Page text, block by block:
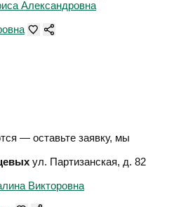
— оставьте заявку, мы
ул. Партизанская, д. 82